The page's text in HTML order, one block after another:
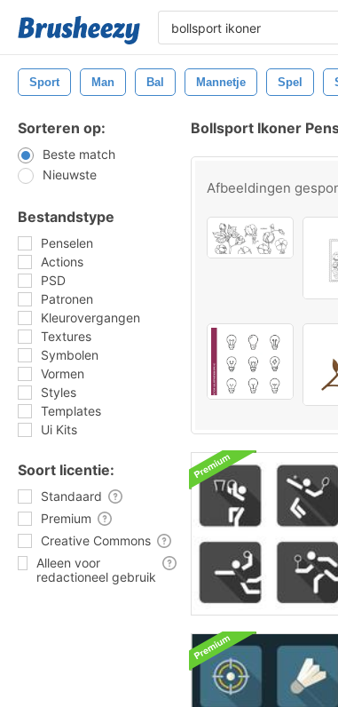
Sport Man Bal Mannetje Spel
Sorteren op:
Beste match
Nieuwste
Bestandstype
Penselen
Actions
PSD
Patronen
Kleurovergangen
Textures
Symbolen
Vormen
Styles
Templates
Ui Kits
Soort licentie:
Standaard
Premium
Creative Commons
Alleen voor
redactioneel gebruik
Bollsport Ikoner
Afbeeldingen